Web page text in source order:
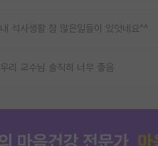
내 석사생활 참 많은일들이 있엇네요^^
우리 교수님 솔직히 너무 좋음